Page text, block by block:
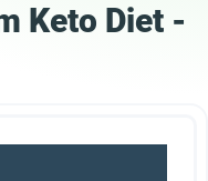
Keto Diet -